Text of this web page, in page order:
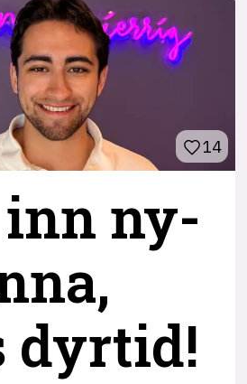
14
inn ny­
dyrtid!